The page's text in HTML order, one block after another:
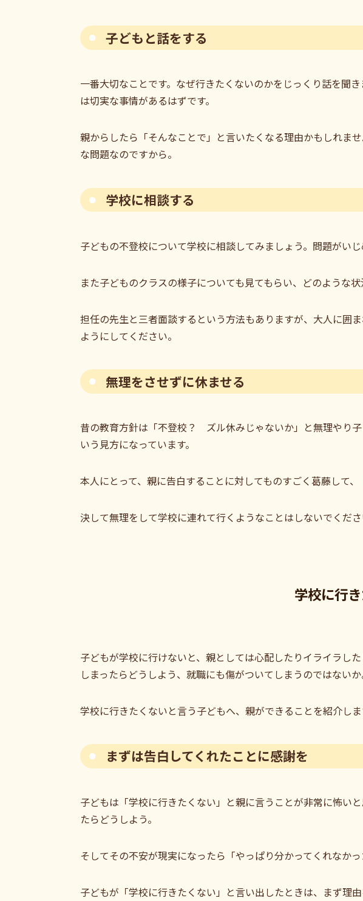
子どもと話をする
一番大切なことです。なぜ行きたくないのかをじっくり話を聞
は切実な事情があるはずです。
親からしたら「そんなことで」と言いたくなる理由かもしれま
な問題なのですから。
学校に相談する
子どもの不登校について学校に相談してみましょう。問題がい
また子どものクラスの様子についても見てもらい、どのような
担任の先生と三者面談するという方法もありますが、大人に囲
ようにしてください。
無理をさせずに休ませる
昔の教育方針は「不登校？ ズル休みじゃないか」と無理やり
いう見方になっています。
本人にとって、親に告白することに対してものすごく葛藤して
決して無理をして学校に連れて行くようなことはしないでくださ
学校に行
子どもが学校に行けないと、親としては心配したりイライラし
しまったらどうしよう、就職にも傷がついてしまうのではないか
学校に行きたくないと言う子どもへ、親ができることを紹介しま
まずは告白してくれたことに感謝を
子どもは「学校に行きたくない」と親に言うことが非常に怖い
たらどうしよう。
そしてその不安が現実になったら「やっぱり分かってくれなか
子どもが「学校に行きたくない」と言い出したときは、まず理